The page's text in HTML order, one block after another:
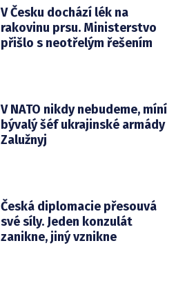
V Česku dochází lék na
rakovinu prsu. Ministerstvo
přišlo s neotřelým řešením
V NATO nikdy nebudeme, míní
bývalý šéf ukrajinské armády
Zalužnyj
Česká diplomacie přesouvá
své síly. Jeden konzulát
zanikne, jiný vznikne